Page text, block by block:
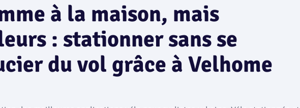
à la maison, mais
: stationner sans se
du vol grâce à Velhome